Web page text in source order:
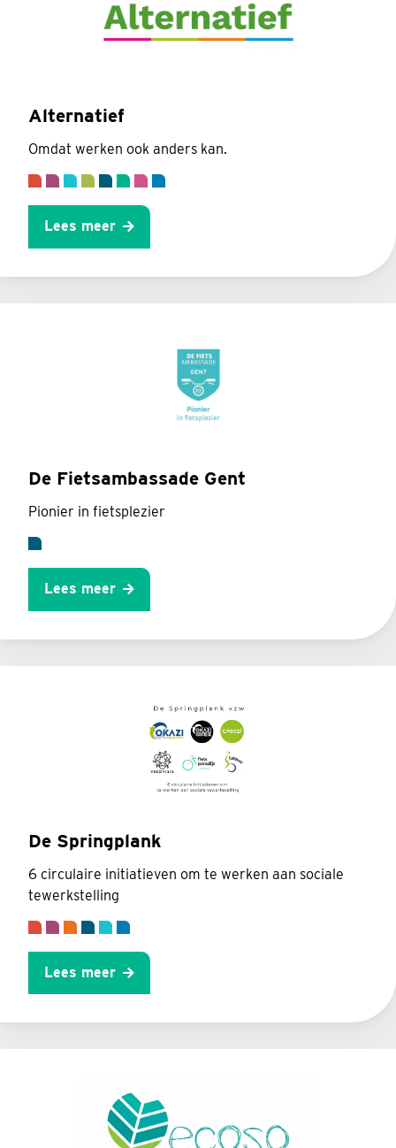
Alternatief
Omdat werken ook anders kan.
Lees meer
De Fietsambassade Gent
Pionier in fietsplezier
Lees meer
De Springplank
6 circulaire initiatieven om te werken aan sociale
tewerkstelling
Lees meer